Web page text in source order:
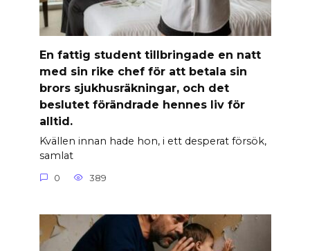
En fattig student tillbringade en natt
med sin rike chef för att betala sin
brors sjukhusräkningar, och det
beslutet förändrade hennes liv för
alltid.
Kvällen innan hade hon, i ett desperat försök,
samlat
0 389